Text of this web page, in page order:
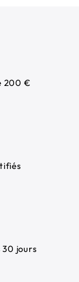
200 €
30 jours